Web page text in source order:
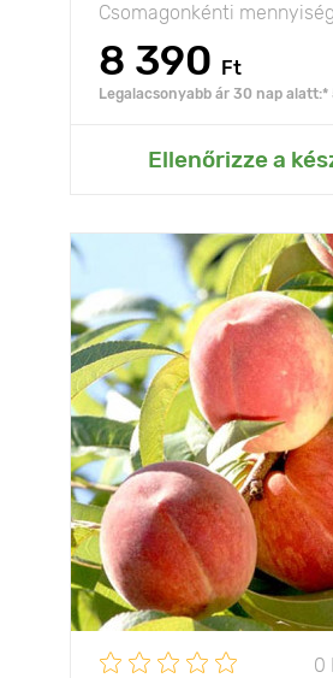
Csomagonkénti
8 390 Ft
Legalacsonyabb ár 30 nap alatt:*
Ellenőrizze a
0